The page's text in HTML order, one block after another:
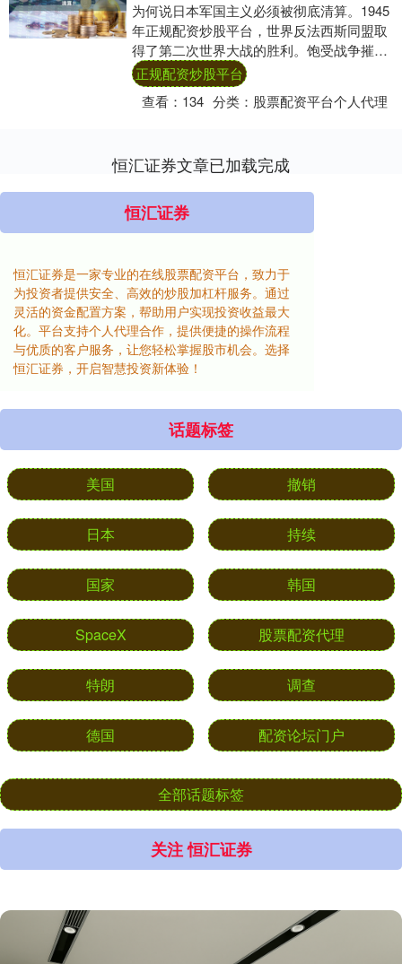
为何说日本军国主义必须被彻底清算。1945
年正规配资炒股平台，世界反法西斯同盟取
得了第二次世界大战的胜利。饱受战争摧残
的世界人民迫切希望能够远离战火，维护持
久和....
正规配资炒股平台
查看： 134 分类： 股票配资平台个人代理
恒汇证券文章已加载完成
恒汇证券
恒汇证券是一家专业的在线股票配资平台，致力于
为投资者提供安全、高效的炒股加杠杆服务。通过
灵活的资金配置方案，帮助用户实现投资收益最大
化。平台支持个人代理合作，提供便捷的操作流程
与优质的客户服务，让您轻松掌握股市机会。选择
恒汇证券，开启智慧投资新体验！
话题标签
美国 撤销
日本 持续
国家 韩国
SpaceX 股票配资代理
特朗 调查
德国 配资论坛门户
全部话题标签
关注 恒汇证券